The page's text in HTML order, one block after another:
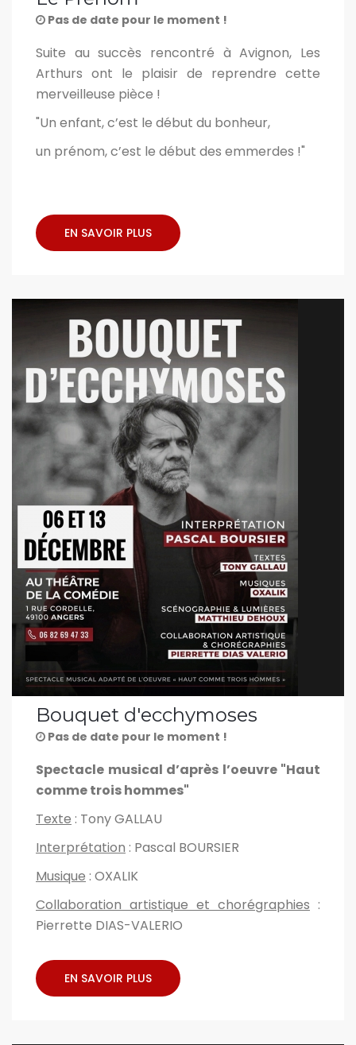
Pas de date pour le moment !
Suite au succès rencontré à Avignon, Les
Arthurs ont le plaisir de reprendre cette
merveilleuse pièce !
"Un enfant, c’est le début du bonheur,
un prénom, c’est le début des emmerdes !"
EN SAVOIR PLUS
Bouquet d'ecchymoses
Pas de date pour le moment !
Spectacle musical d’après l’oeuvre "Haut
comme trois hommes"
Texte : Tony GALLAU
Interprétation : Pascal BOURSIER
Musique : OXALIK
Collaboration artistique et chorégraphies :
Pierrette DIAS-VALERIO
EN SAVOIR PLUS